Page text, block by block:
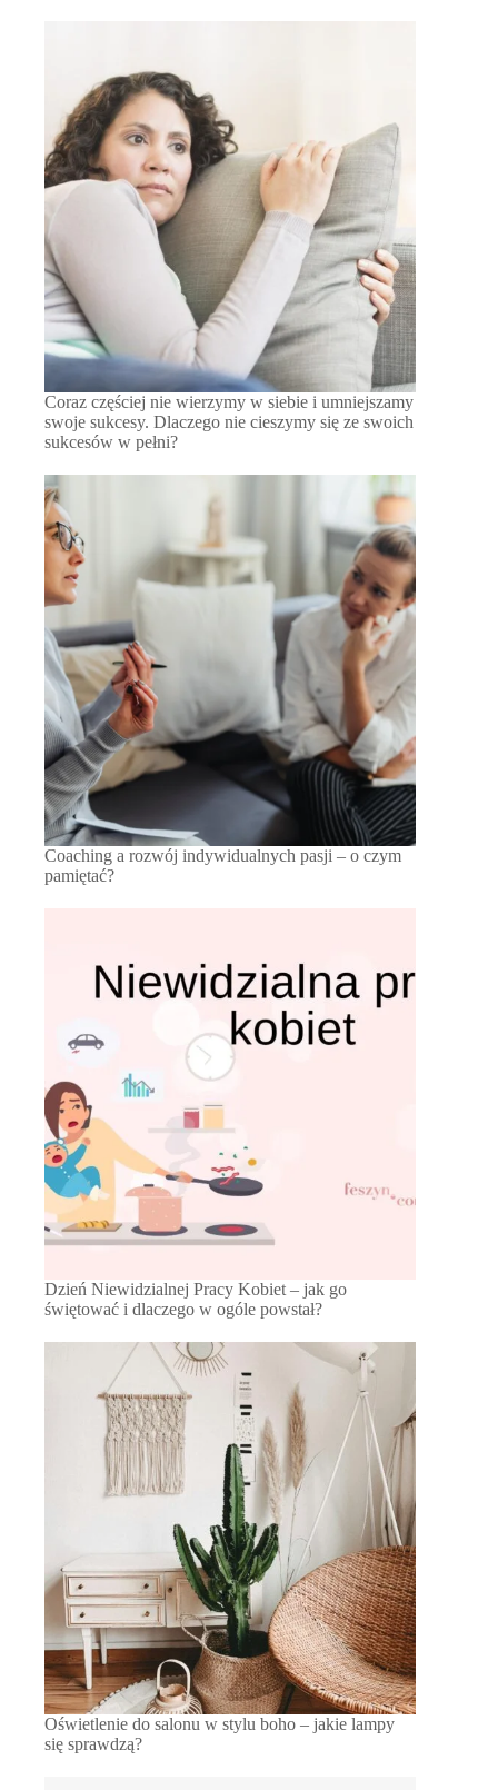
Coraz częściej nie wierzymy w siebie i umniejszamy
swoje sukcesy. Dlaczego nie cieszymy się ze swoich
sukcesów w pełni?
Coaching a rozwój indywidualnych pasji – o czym
pamiętać?
Dzień Niewidzialnej Pracy Kobiet – jak go
świętować i dlaczego w ogóle powstał?
Oświetlenie do salonu w stylu boho – jakie lampy
się sprawdzą?